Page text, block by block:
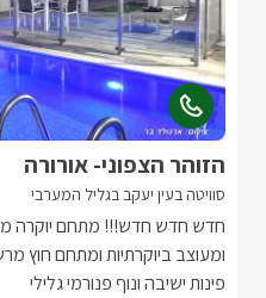
הזוהר הצפוני- אורורה
סוויטה בעין יעקב בגליל המערבי
חדש חדש חדש!!! מתחם יוקרה
ומעוצב ביוקרתיות ומתחם חוץ
פינות ישיבה ונוף פנורמי גלילי